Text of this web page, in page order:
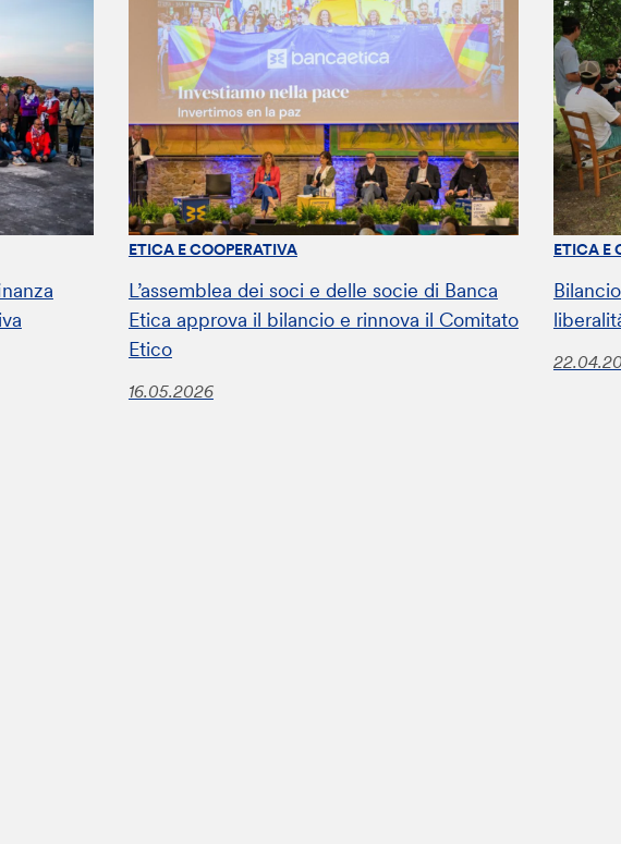
ETICA E COOPERATIVA
L’assemblea dei soci e delle socie di Banca
Etica approva il bilancio e rinnova il Comitato
Etico
16.05.2026
ETICA E